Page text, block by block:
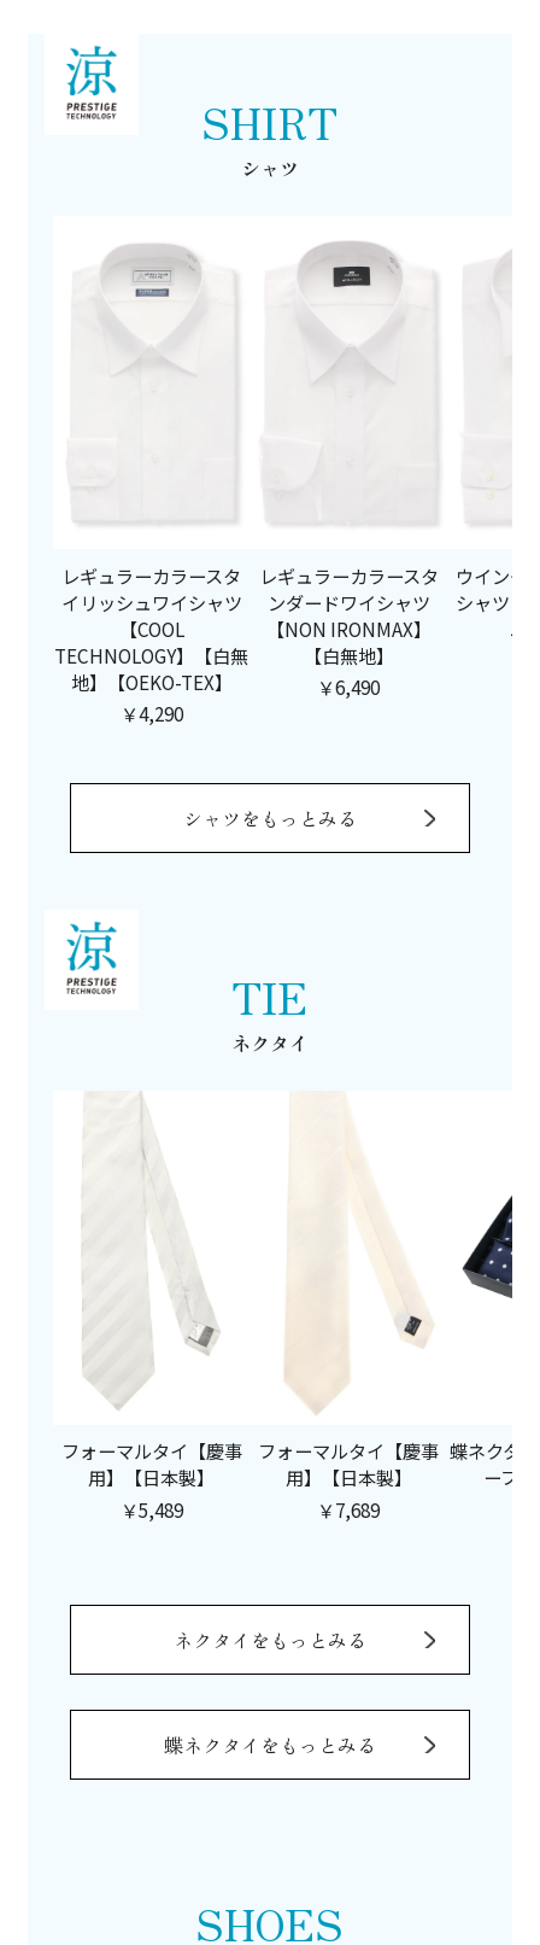
SHIRT
シャツ
レギュラーカラースタ
イリッシュワイシャツ
【COOL
TECHNOLOGY】【白無
地】【OEKO-TEX】
￥4,290
レギュラーカラースタ
ンダードワイシャツ
【NON IRONMAX】
【白無地】
￥6,490
ウイング
シャツ【
ニ
シャツをもっとみる
TIE
ネクタイ
フォーマルタイ【慶事
用】【日本製】
￥5,489
フォーマルタイ【慶事
用】【日本製】
￥7,689
蝶ネクタ
ーフ
ネクタイをもっとみる
蝶ネクタイをもっとみる
SHOES